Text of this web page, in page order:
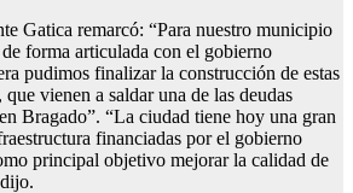
Gatica remarcó: “Para nuestro municipio
forma articulada con el gobierno
pudimos finalizar la construcción de estas
vienen a saldar una de las deudas
Bragado”. “La ciudad tiene hoy una gran
financiadas por el gobierno
principal objetivo mejorar la calidad de